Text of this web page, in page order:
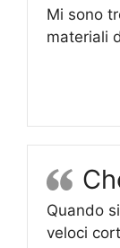
Mi sono
materiali
Quando
veloci